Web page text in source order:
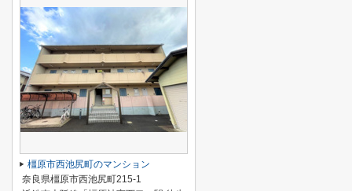
橿原市西池尻町のマンション
奈良県橿原市西池尻町215-1